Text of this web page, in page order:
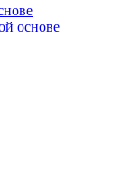
основе